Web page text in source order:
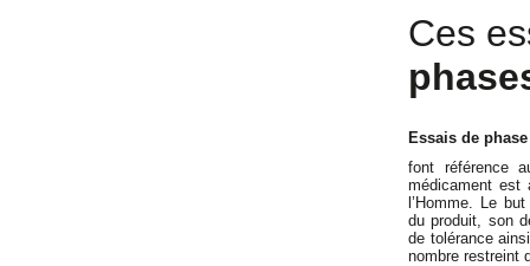
Ces
Essais de
font référence
médicament est
l’Homme. Le
du produit, son
de tolérance
nombre restreint